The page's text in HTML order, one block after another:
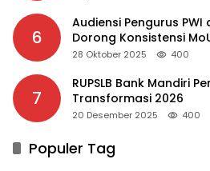
6
Audiensi Pengurus PWI
Dorong Konsistensi
28 Oktober 2025 400
7
RUPSLB Bank Mandiri
Transformasi 2026
20 Desember 2025 400
Populer Tag